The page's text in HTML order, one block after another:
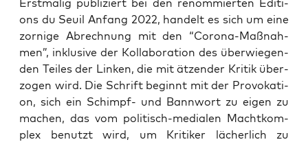
Erst­ma­lig publi­ziert bei den renom­mier­ten Édi­ti­
ons du Seuil Anfang 2022, han­delt es sich um eine
zor­ni­ge Abrech­nung mit den “Coro­na-Maß­nah­
men”, inklu­si­ve der Kol­la­bo­ra­ti­on des über­wie­gen­
den Tei­les der Lin­ken, die mit ätzen­der Kri­tik über­
zo­gen wird. Die Schrift beginnt mit der Pro­vo­ka­ti­
on, sich ein Schimpf- und Bann­wort zu eigen zu
machen, das vom poli­tisch-media­len Macht­kom­
plex benutzt wird, um Kri­ti­ker lächer­lich zu